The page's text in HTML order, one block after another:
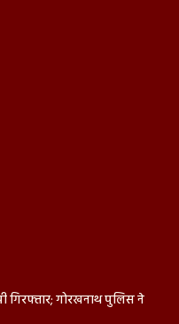
गिरफ्तार; गोरखनाथ पुलिस ने